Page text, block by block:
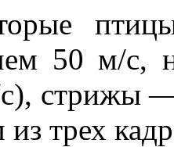
50 м/c,
стрижы —
трех